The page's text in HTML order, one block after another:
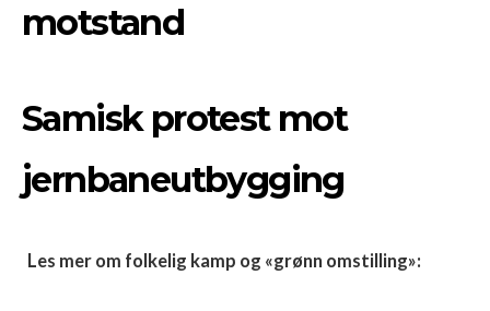
motstand
Samisk protest mot
jernbaneutbygging
Les mer om folkelig kamp og «grønn omstilling»: